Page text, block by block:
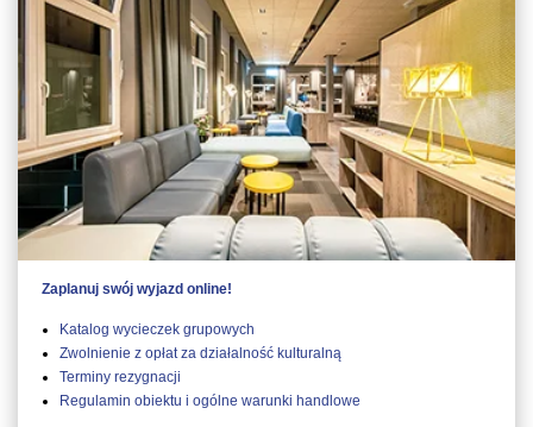
Zaplanuj swój wyjazd online!
Katalog wycieczek grupowych
Zwolnienie z opłat za działalność kulturalną
Terminy rezygnacji
Regulamin obiektu i ogólne warunki handlowe